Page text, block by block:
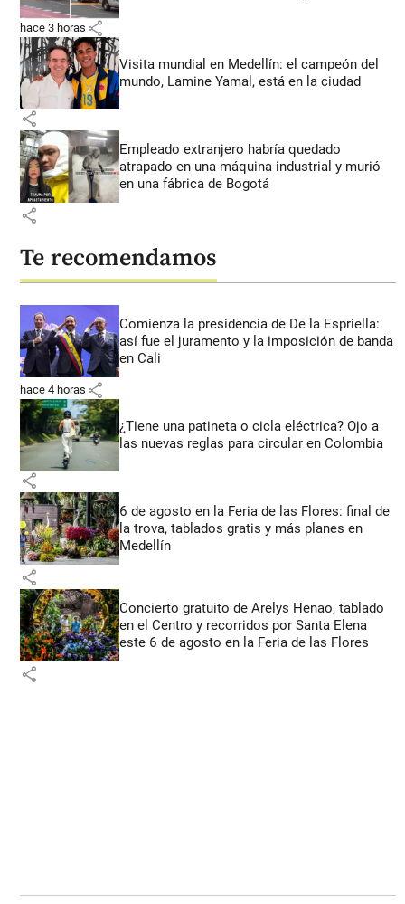
hace 3 horas share
Visita mundial en Medellín: el campeón del
mundo, Lamine Yamal, está en la ciudad
share
Empleado extranjero habría quedado
atrapado en una máquina industrial y murió
en una fábrica de Bogotá
share
Te recomendamos
Comienza la presidencia de De la Espriella:
así fue el juramento y la imposición de banda
en Cali
hace 4 horas share
¿Tiene una patineta o cicla eléctrica? Ojo a
las nuevas reglas para circular en Colombia
share
6 de agosto en la Feria de las Flores: final de
la trova, tablados gratis y más planes en
Medellín
share
Concierto gratuito de Arelys Henao, tablado
en el Centro y recorridos por Santa Elena
este 6 de agosto en la Feria de las Flores
share